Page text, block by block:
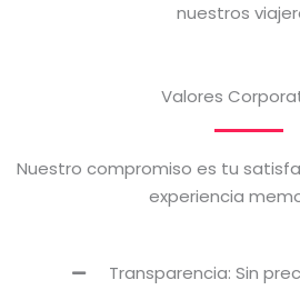
nuestros
Valores
Nuestro compromiso es tu
experiencia
Transparencia: Sin